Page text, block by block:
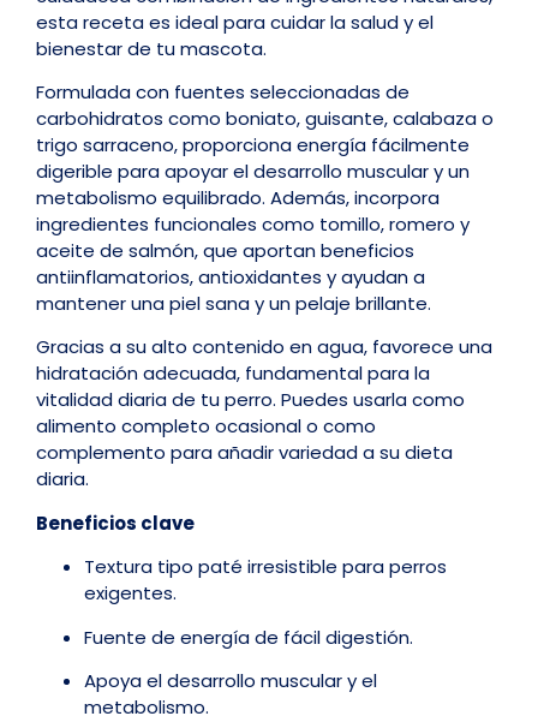
esta receta es ideal para cuidar la salud y el
bienestar de tu mascota.
Formulada con fuentes seleccionadas de
carbohidratos como boniato, guisante, calabaza o
trigo sarraceno, proporciona energía fácilmente
digerible para apoyar el desarrollo muscular y un
metabolismo equilibrado. Además, incorpora
ingredientes funcionales como tomillo, romero y
aceite de salmón, que aportan beneficios
antiinflamatorios, antioxidantes y ayudan a
mantener una piel sana y un pelaje brillante.
Gracias a su alto contenido en agua, favorece una
hidratación adecuada, fundamental para la
vitalidad diaria de tu perro. Puedes usarla como
alimento completo ocasional o como
complemento para añadir variedad a su dieta
diaria.
Beneficios clave
Textura tipo paté irresistible para perros
exigentes.
Fuente de energía de fácil digestión.
Apoya el desarrollo muscular y el
metabolismo.